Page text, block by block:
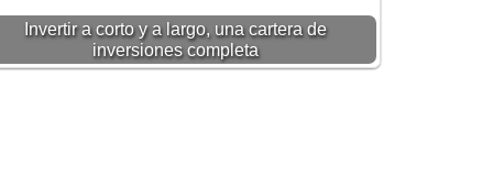
Invertir a corto y a largo, una cartera de
inversiones completa